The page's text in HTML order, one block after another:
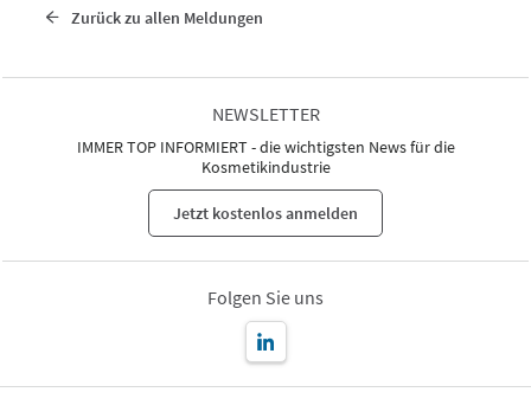
Zurück zu allen Meldungen
NEWSLETTER
IMMER TOP INFORMIERT - die wichtigsten News für die
Kosmetikindustrie
Jetzt kostenlos anmelden
Folgen Sie uns